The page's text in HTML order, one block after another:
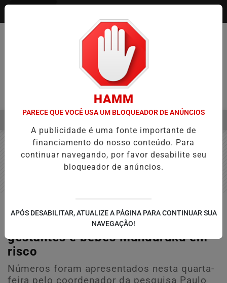
EM ALTA
SAÚDE
Contaminação por mercúrio coloca
gestantes e bebês Munduruku em
risco
Números foram apresentados nesta quarta-
feira pelo coordenador da pesquisa Paulo
HAMM
PARECE QUE VOCÊ USA UM BLOQUEADOR DE ANÚNCIOS
A publicidade é uma fonte importante de
financiamento do nosso conteúdo. Para
continuar navegando, por favor desabilite seu
bloqueador de anúncios.
APÓS DESABILITAR, ATUALIZE A PÁGINA PARA CONTINUAR SUA
NAVEGAÇÃO!